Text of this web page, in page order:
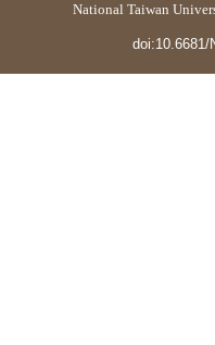
National Taiwan
doi:10.6681/